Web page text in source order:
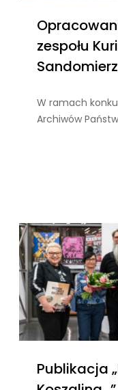
zespołu
W ramach
Archiwów
Publikacja